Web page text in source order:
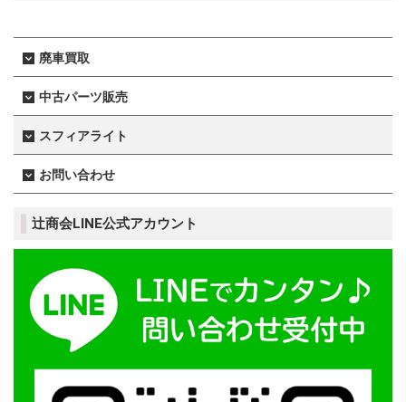
廃車買取
中古パーツ販売
スフィアライト
お問い合わせ
辻󠄀商会LINE公式アカウント